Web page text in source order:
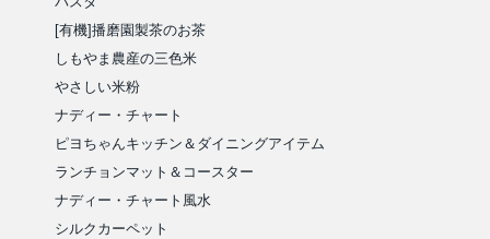
[有機]播磨園製茶のお茶
しもやま農産の三色米
やさしい米粉
ナディー・チャート
ピヨちゃんキッチン＆ダイニングアイテム
ランチョンマット＆コースター
ナディー・チャート風水
シルクカーペット